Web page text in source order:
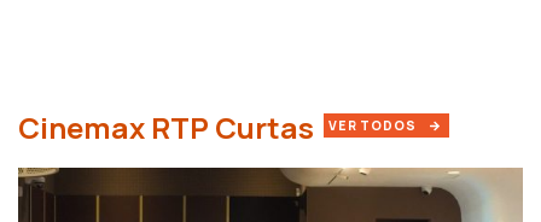
Cinemax RTP Curtas VER TODAS AS CURTAS
VER TODOS